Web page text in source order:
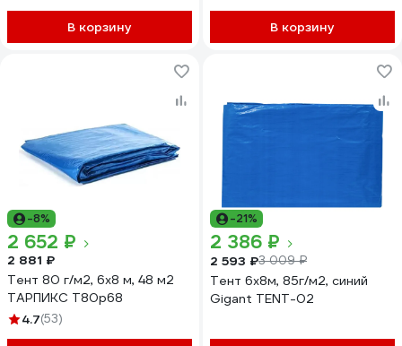
В корзину В корзину
-8%
2 652 ₽
2 881 ₽
Тент 80 г/м2, 6x8 м, 48 м2
ТАРПИКС Т80р68
4.7(53)
-21%
2 386 ₽
2 593 ₽3 009 ₽
Тент 6х8м, 85г/м2, синий
Gigant TENT-02